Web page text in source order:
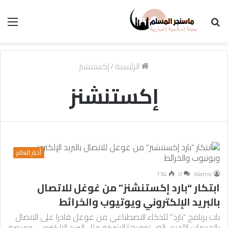
الرئيسية/إكستنشنز
إكستنشنز
أخبار العالم
islamic
0
134
ابتكار “بارد إكستنشنز” من غوغل للاتصال
بالبريد الإلكتروني ويوتيوب والخرائط
بات برنامج “بارد” للذكاء الاصطناعي من غوغل قادرا على الاتصال